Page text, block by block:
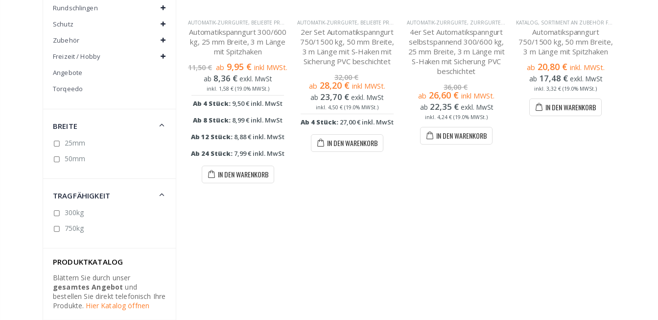
AUTOMATIK-ZURRGURTE, BELIEBTE PRODUKTE
Automatikspanngurt 300/600
kg, 25 mm Breite, 3 m Länge
mit Spitzhaken
11,50 € ab 9,95 €inkl MWSt.
ab 8,36 € exkl. MwSt
inkl. 1,58 € (19.0% MWSt.)
Ab 4 Stück: 9,50 € inkl. MwSt
Ab 8 Stück: 8,99 € inkl. MwSt
Ab 12 Stück: 8,88 € inkl. MwSt
Ab 24 Stück: 7,99 € inkl. MwSt
IN DEN WARENKORB
AUTOMATIK-ZURRGURTE, BELIEBTE PRODUKTE
2er Set Automatikspanngurt
750/1500 kg, 50 mm Breite,
3 m Länge mit S-Haken mit
Sicherung PVC beschichtet
32,00 €
ab 28,20 € inkl MWSt.
ab 23,70 € exkl. MwSt
inkl. 4,50 € (19.0% MWSt.)
Ab 4 Stück: 27,00 € inkl. MwSt
IN DEN WARENKORB
AUTOMATIK-ZURRGURTE, ZURRGURTE 2-TEILIG STANDARD
4er Set Automatikspanngurt
selbstspannend 300/600 kg,
25 mm Breite, 3 m Länge mit
S-Haken mit Sicherung PVC
beschichtet
36,00 €
ab 26,60 €inkl MWSt.
ab 22,35 € exkl. MwSt
inkl. 4,24 € (19.0% MWSt.)
IN DEN WARENKORB
KATALOG, SORTIMENT AN ZUBEHÖR FÜR ZURRGURTE UND HEBEBÄNDER
Automatikspanngurt
750/1500 kg, 50 mm Breite,
3 m Länge mit Spitzhaken
ab 20,80 € inkl. MWSt.
ab 17,48 € exkl. MwSt
inkl. 3,32 € (19.0% MWSt.)
IN DEN WARENKORB
Rundschlingen
Schutz
Zubehör
Freizeit / Hobby
Angebote
Torqeedo
BREITE
25mm
50mm
TRAGFÄHIGKEIT
300kg
750kg
PRODUKTKATALOG
Blättern Sie durch unser
gesamtes Angebot und
bestellen Sie direkt telefonisch Ihre
Produkte. Hier Katalog öffnen